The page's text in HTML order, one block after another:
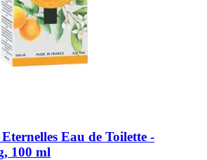
Eau de Toilette -​
100 ml